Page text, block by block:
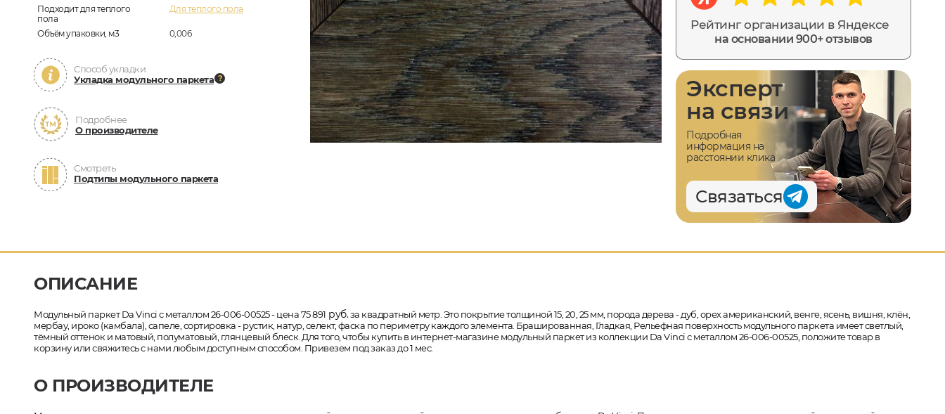
Подходит для теплого
пола
Для теплого пола
Объём упаковки, м3 0,006
Способ укладки
Укладка модульного паркета
Подробнее
О производителе
Смотреть
Подтипы модульного паркета
Рейтинг организации в Яндексе
на основании 900+ отзывов
Эксперт
на связи
Подробная
информация на
расстоянии клика
Связаться
ОПИСАНИЕ
Модульный паркет Da Vinci с металлом 26-006-00525 - цена 75 891 руб.за квадратный метр. Это покрытие толщиной 15, 20, 25 мм, порода дерева - дуб, орех американский, венге, ясень, вишня, клён,
мербау, ироко (камбала), сапеле, сортировка - рустик, натур, селект, фаска по периметру каждого элемента. Брашированная, Гладкая, Рельефная поверхность модульного паркета имеет светлый,
тёмный оттенок и матовый, полуматовый, глянцевый блеск. Для того, чтобы купить в интернет-магазине модульный паркет из коллекции Da Vinci с металлом 26-006-00525, положите товар в
корзину или свяжитесь с нами любым доступным способом. Привезем под заказ до 1 мес.
О ПРОИЗВОДИТЕЛЕ